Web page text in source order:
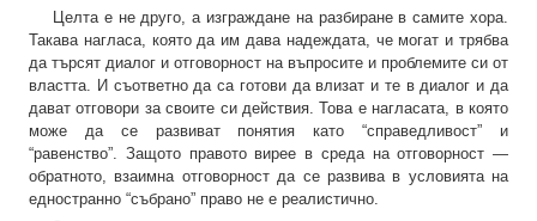
Целта е не друго, а изграждане на разбиране в самите хора.
Такава нагласа, която да им дава надеждата, че могат и трябва
да търсят диалог и отговорност на въпросите и проблемите си от
властта. И съответно да са готови да влизат и те в диалог и да
дават отговори за своите си действия. Това е нагласата, в която
може да се развиват понятия като “справедливост” и
“равенство”. Защото правото вирее в среда на отговорност —
обратното, взаимна отговорност да се развива в условията на
едностранно “събрано” право не е реалистично.